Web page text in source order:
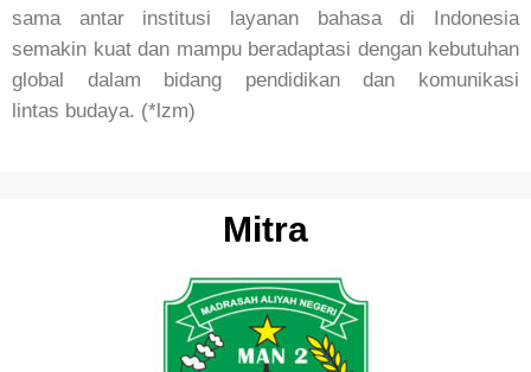
sama antar institusi layanan bahasa di Indonesia
semakin kuat dan mampu beradaptasi dengan kebutuhan
global dalam bidang pendidikan dan komunikasi
lintas budaya. (*lzm)
Mitra